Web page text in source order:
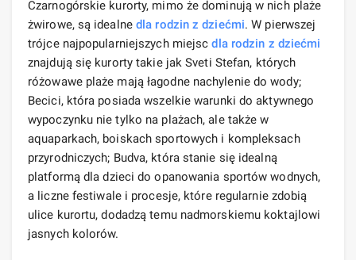
Czarnogórskie kurorty, mimo że dominują w nich plaże
żwirowe, są idealne dla rodzin z dziećmi. W pierwszej
trójce najpopularniejszych miejscdla rodzin z dziećmi
znajdują się kurorty takie jak Sveti Stefan, których
różowawe plaże mają łagodne nachylenie do wody;
Becici, która posiada wszelkie warunki do aktywnego
wypoczynku nie tylko na plażach, ale także w
aquaparkach, boiskach sportowych i kompleksach
przyrodniczych; Budva, która stanie się idealną
platformą dla dzieci do opanowania sportów wodnych,
a liczne festiwale i procesje, które regularnie zdobią
ulice kurortu, dodadzą temu nadmorskiemu koktajlowi
jasnych kolorów.